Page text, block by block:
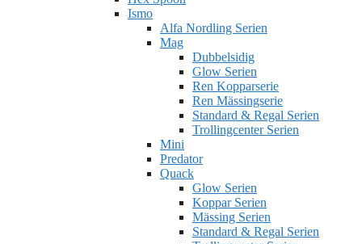
Ismo
Alfa Nordling Serien
Mag
Dubbelsidig
Glow Serien
Ren Kopparserie
Ren Mässingserie
Standard & Regal Serien
Trollingcenter Serien
Mini
Predator
Quack
Glow Serien
Koppar Serien
Mässing Serien
Standard & Regal Serien